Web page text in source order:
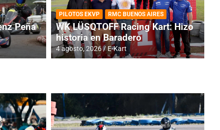
Cerró una jornada
Peña
PILOTOS EKVP RMC BUENOS AIRES
WK LÜSQTOFF Racing Kart: Hizo
historia en Baradero
4 agosto, 2026 E-Kart